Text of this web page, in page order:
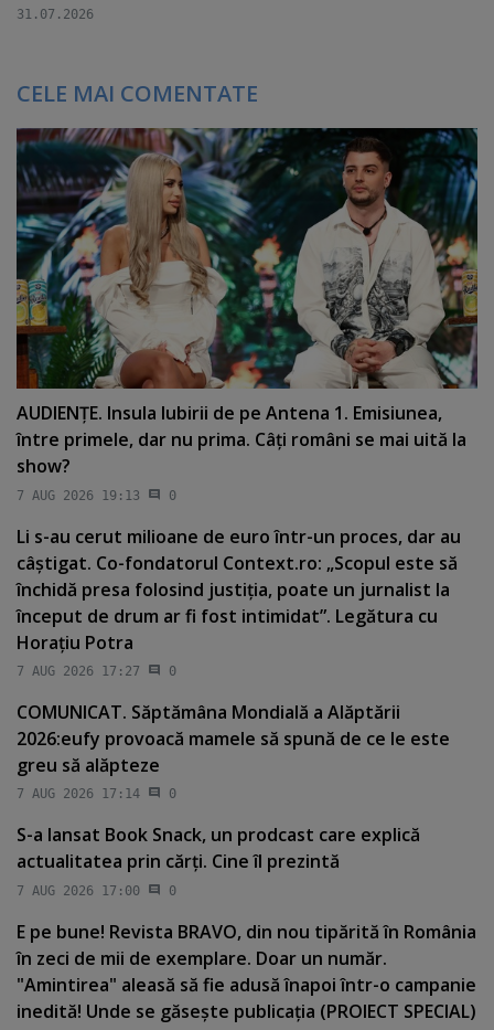
31.07.2026
CELE MAI COMENTATE
AUDIENŢE. Insula Iubirii de pe Antena 1. Emisiunea,
între primele, dar nu prima. Câţi români se mai uită la
show?
7 AUG 2026 19:13 0
Li s-au cerut milioane de euro într-un proces, dar au
câştigat. Co-fondatorul Context.ro: „Scopul este să
închidă presa folosind justiţia, poate un jurnalist la
început de drum ar fi fost intimidat”. Legătura cu
Horaţiu Potra
7 AUG 2026 17:27 0
COMUNICAT. Săptămâna Mondială a Alăptării
2026:eufy provoacă mamele să spună de ce le este
greu să alăpteze
7 AUG 2026 17:14 0
S-a lansat Book Snack, un prodcast care explică
actualitatea prin cărţi. Cine îl prezintă
7 AUG 2026 17:00 0
E pe bune! Revista BRAVO, din nou tipărită în România
în zeci de mii de exemplare. Doar un număr.
"Amintirea" aleasă să fie adusă înapoi într-o campanie
inedită! Unde se găseşte publicaţia (PROIECT SPECIAL)